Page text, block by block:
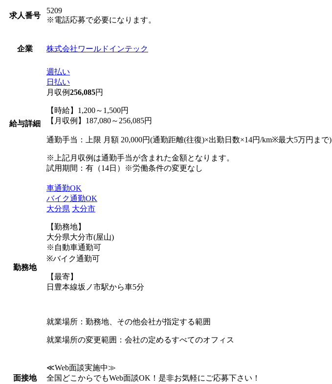
求人番号
5209
※電話応募で必要になります。
企業 株式会社ワールドインテック
給与詳細
週払い
日払い
月収例256,085円
【時給】1,200～1,500円
【月収例】187,080～256,085円
通勤手当：上限 月額 20,000円(通勤距離(往復)×出勤日数×14円/km※最大5万円まで)
※上記月収例は通勤手当が含まれた金額となります。
試用期間：有（14日）※労働条件の変更なし
勤務地
車通勤OK
バイク通勤OK
大分県 大分市
【勤務地】
大分県大分市(屋山)
※自動車通勤可
※バイク通勤可
【最寄】
日豊本線坂ノ市駅から車5分
就業場所：勤務地、その他会社が指定する範囲
就業場所の変更範囲：会社の定めるすべてのオフィス
面接地
≪Web面談実施中≫
全国どこからでもWeb面談OK！是非お気軽にご応募下さい！